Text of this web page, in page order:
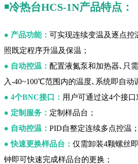
￭冷热台HCS-1N产品特点：
● 产品功能： 可实现连续变温及逐点
照既定程序升温及保温；
● 自动控温： 配置液氮泵和加热器､只
入-40~100℃范围内的温度､系统即自动
● 4个BNC接口： 用户可通过这4个接口
● 定制服务： 定制样品台；
● 自动控温： PID自整定连续多点控温；
●快速更换样品台： 仅需卸装4颗螺丝
钟即可快速完成样品台的更换；